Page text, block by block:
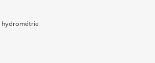
hydrométrie